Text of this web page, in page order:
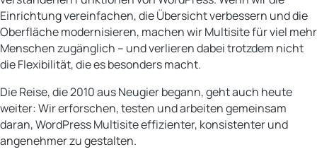
Einrichtung vereinfachen, die Übersicht verbessern und die
Oberfläche modernisieren, machen wir Multisite für viel mehr
Menschen zugänglich – und verlieren dabei trotzdem nicht
die Flexibilität, die es besonders macht.
Die Reise, die 2010 aus Neugier begann, geht auch heute
weiter: Wir erforschen, testen und arbeiten gemeinsam
daran, WordPress Multisite effizienter, konsistenter und
angenehmer zu gestalten.